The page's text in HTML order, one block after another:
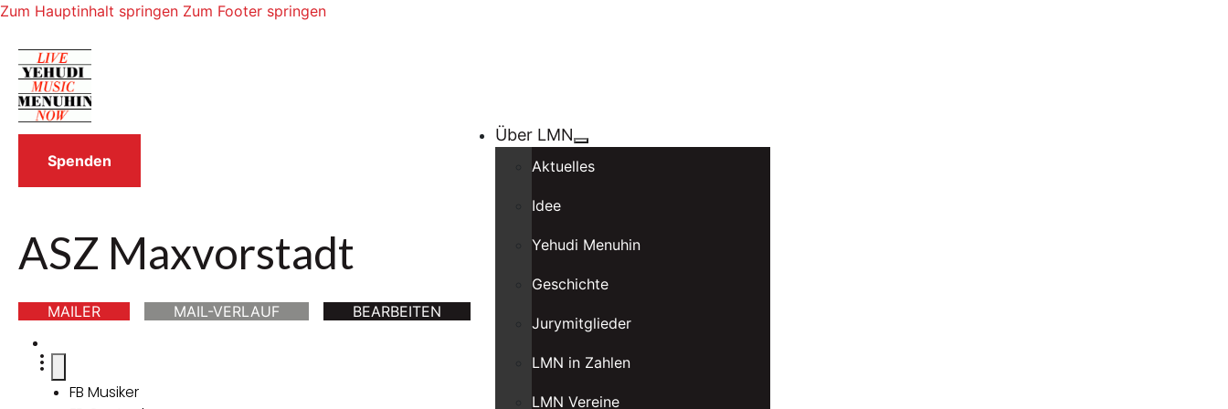
Zum Hauptinhalt springen Zum Footer springen
Über LMN
Aktuelles
Idee
Yehudi Menuhin
Geschichte
Jurymitglieder
LMN in Zahlen
LMN Vereine
Spenden
ASZ Maxvorstadt
MAILER MAIL-VERLAUF BEARBEITEN
FB Musiker